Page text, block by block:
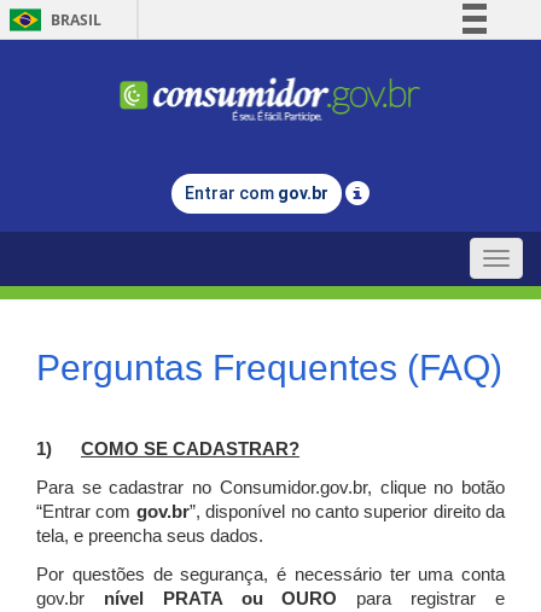
BRASIL
Comunica BR
Legislação
Entrar com gov.br
Toggle
Perguntas Frequentes (FAQ)
1) COMO SE CADASTRAR?
Para se cadastrar no Consumidor.gov.br, clique no botão
“Entrar com gov.br”, disponível no canto superior direito da
tela, e preencha seus dados.
Por questões de segurança, é necessário ter uma conta
gov.br nível PRATA ou OURO para registrar e